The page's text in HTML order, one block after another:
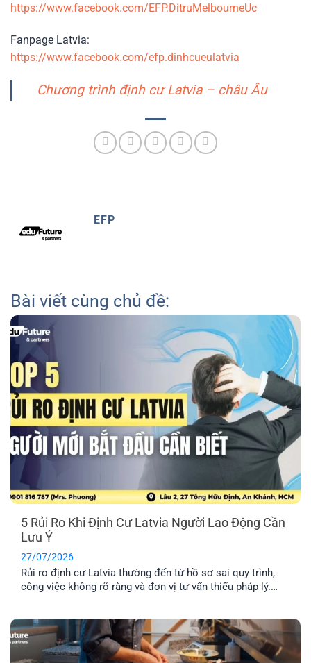
https://www.facebook.com/EFP.DitruMelbourneUc
Fanpage Latvia:
https://www.facebook.com/efp.dinhcueulatvia
Chương trình định cư Latvia – châu Âu
EFP
Bài viết cùng chủ đề:
5 Rủi Ro Khi Định Cư Latvia Người Lao Động Cần
Lưu Ý
27/07/2026
Rủi ro định cư Latvia thường đến từ hồ sơ sai quy trình,
công việc không rõ ràng và đơn vị tư vấn thiếu pháp lý.